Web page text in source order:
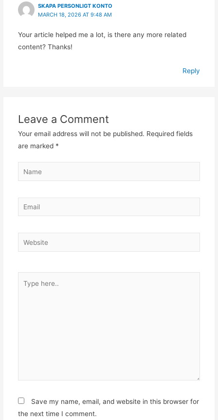
SKAPA PERSONLIGT KONTO
MARCH 18, 2026 AT 9:48 AM
Your article helped me a lot, is there any more related
content? Thanks!
Reply
Leave a Comment
Your email address will not be published. Required fields
are marked *
Name
Email
Website
here..
Save my name, email, and website in this browser for
the next time I comment.